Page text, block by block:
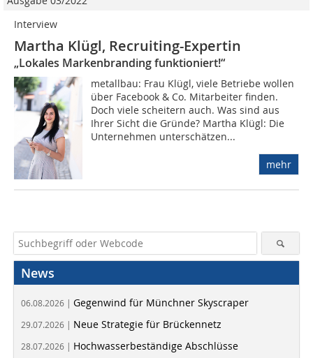
Interview
Martha Klügl, Recruiting-Expertin
„Lokales Markenbranding funktioniert!“
metallbau: Frau Klügl, viele Betriebe wollen
über Facebook & Co. Mitarbeiter finden.
Doch viele scheitern auch. Was sind aus
Ihrer Sicht die Gründe? Martha Klügl: Die
Unternehmen unterschätzen...
mehr
News
06.08.2026 | Gegenwind für Münchner Skyscraper
29.07.2026 | Neue Strategie für Brückennetz
28.07.2026 | Hochwasserbeständige Abschlüsse